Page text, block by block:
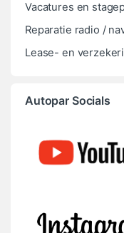
Vacatures en
Reparatie radio /
Lease- en
Autopar Socials